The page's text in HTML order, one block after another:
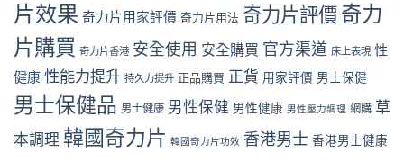
購
時
機〉
中
性
購
買
指
南〉
學：
從
下
單
到
收
貨
一
次
看
片效果 奇力片用家評價 奇力片用法 奇力片評價 奇力
片購買 奇力片香港 安全使用 安全購買 官方渠道 床上表現 性
健康 性能力提升 持久力提升 正品購買 正貨 用家評價 男士保健
男士保健品 男士健康 男性保健 男性健康 男性壓力調理 網購 草
本調理 韓國奇力片 韓國奇力片功效 香港男士 香港男士健康